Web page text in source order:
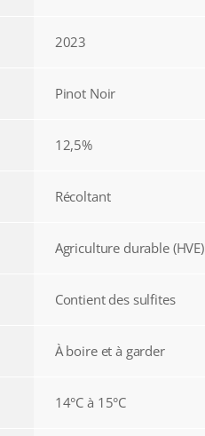
2023
Pinot Noir
12,5%
Récoltant
Agriculture durable (HVE)
Contient des sulfites
À boire et à garder
14°C à 15°C